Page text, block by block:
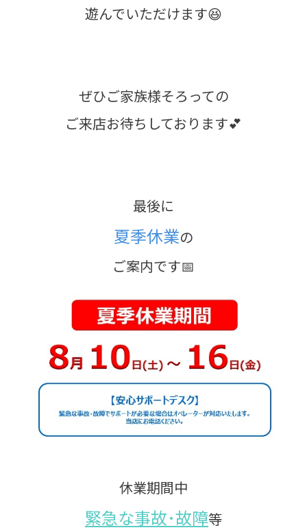
遊んでいただけます😆
ぜひご家族様そろっての
ご来店お待ちしております💕
最後に
夏季休業の
ご案内です📅
休業期間中
緊急な事故･故障等